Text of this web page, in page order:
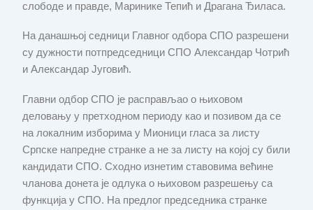
слободе и правде, Маринике Тепић и Драгана Ђиласа.
На данашњој седници Главног одбора СПО разрешени
су дужности потпредседници СПО Александар Чотрић
и Александар Југовић.
Главни одбор СПО је расправљао о њиховом
деловању у претходном периоду као и позивом да се
на локалним изборима у Мионици гласа за листу
Српске напредне странке а не за листу на којој су били
кандидати СПО. Сходно изнетим ставовима већине
чланова донета је одлука о њиховом разрешењу са
функција у СПО. На предлог председника странке